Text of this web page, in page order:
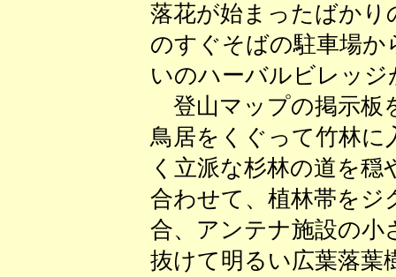
落花が始まったばかり
のすぐそばの駐車場
いのハーバルビレッジ
登山マップの掲示板
鳥居をくぐって竹林に
く立派な杉林の道を
合わせて、植林帯をジ
合、アンテナ施設の小
抜けて明るい広葉落葉